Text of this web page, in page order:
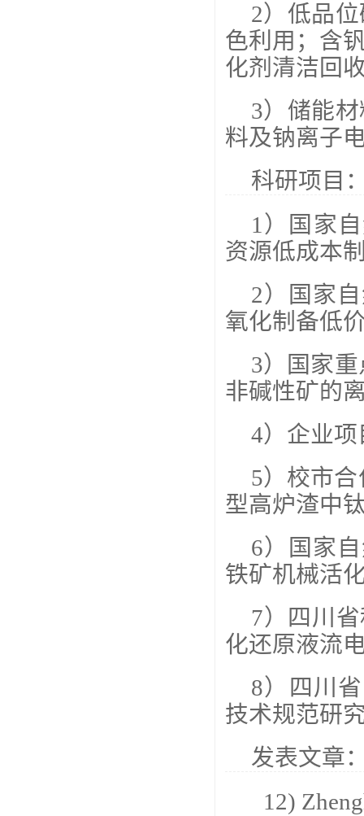
2）低品
色利用；含
化剂清洁回
3）储能
料及钠离子
科研项目
1）国家
资源低成本
2）国家
氧化制备低
3）国家重
非碱性矿的
4）企业项
5）校市合
型高炉渣中
6）国家
铁矿机械活
7）四川
化还原液流
8）四川
技术规范研
发表文章
12)